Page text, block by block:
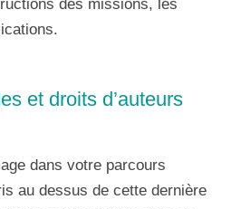
des missions, les
et droits d’auteurs
dans votre parcours
au dessus de cette dernière